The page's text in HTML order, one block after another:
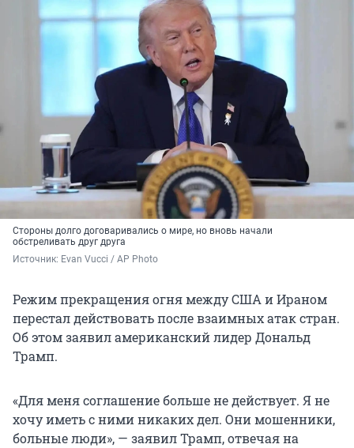
Стороны долго договаривались о мире, но вновь начали
обстреливать друг друга
Источник: Evan Vucci / AP Photo
Режим прекращения огня между США и Ираном
перестал действовать после взаимных атак стран.
Об этом заявил американский лидер Дональд
Трамп.
«Для меня соглашение больше не действует. Я не
хочу иметь с ними никаких дел. Они мошенники,
больные люди», — заявил Трамп, отвечая на